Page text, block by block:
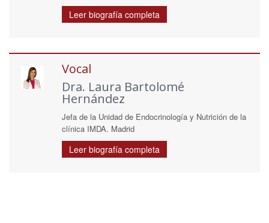
Leer biografía completa
Vocal
Dra. Laura Bartolomé
Hernández
Jefa de la Unidad de Endocrinología y Nutrición de la
clínica IMDA. Madrid
Leer biografía completa